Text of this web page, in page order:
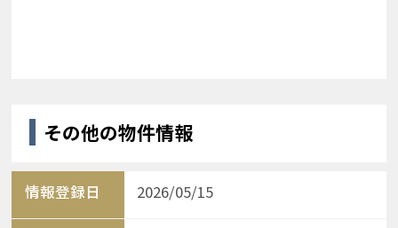
その他の物件情報
情報登録日 2026/05/15